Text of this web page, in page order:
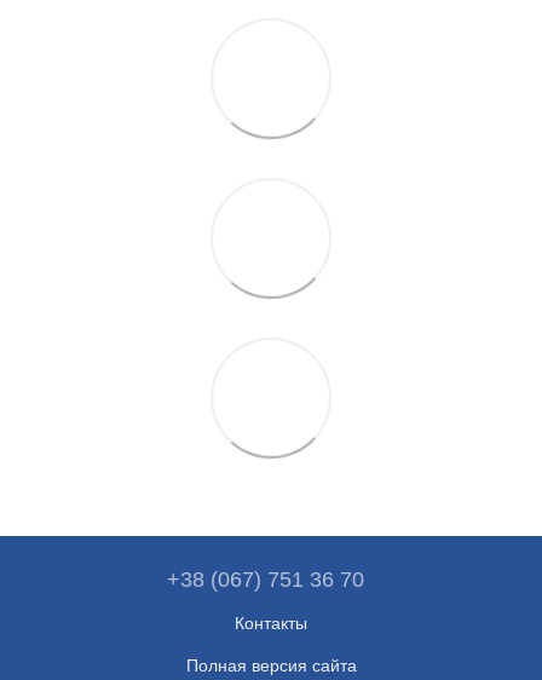
+38 (067) 751 36 70
Контакты
Полная версия сайта